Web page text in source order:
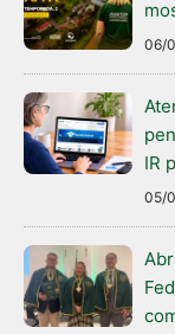
06/
IR
05/